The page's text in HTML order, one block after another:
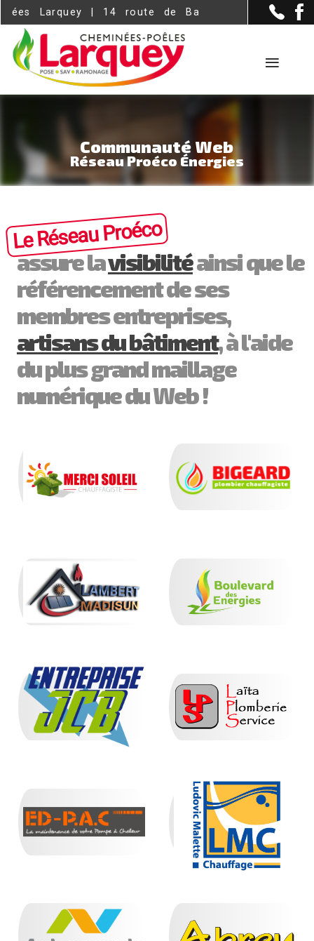
| 14 route de Bazas, ZI dumes - Langon
Communauté Web
Réseau Proéco Énergies
Le Réseau Proéco
assure lavisibilitéainsi que le
référencement de ses
membres entreprises,
artisans du bâtiment, à l'aide
du plus grand maillage
numérique du Web !
Panneau de gestion des cookies